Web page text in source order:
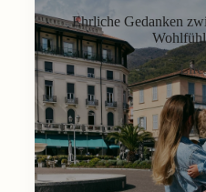
Ehrliche Gedanken